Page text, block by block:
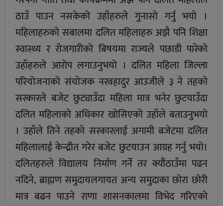
ठाउँ पाउन नसकेको उहाँहरुले गुनासो गर्नु भयो ।
महिलाहरुको सबालमा दलित महिलाहरु अझै पनि शिक्षा
स्वास्थ्य र रोजगारीको बिषयमा राज्यले पछाडी पारेको
उहाँहरुले आरोप लगाउनुभयो । दलित महिला जिल्ला
परियोजनाको संयोजक नरवहादुर आउजीले ३ ने तहको
सरकारले बजेट छुट्याउँदा महिला मात्र भनेर छुटयाउँदा
दलित महिलाको अधिकार खोसिएको उहाँले बताउनुभयो
। उहाँले तिने तहको सरकारलाई अगामी बजेटमा दलित
महिलालाई केन्द्रीत गरेर बजेट छुटयाउन आग्रह गर्नु भयो।
दलितहरुले विद्यालय निर्माण गर्ने तर क्यौंठाउँमा पढन
नदिने, ब्राह्मण समुदायलगायत अन्य समुदाका छोरा छोरी
मात्र बढन पाउने राणा शासनकालमा विभेद गरिएको